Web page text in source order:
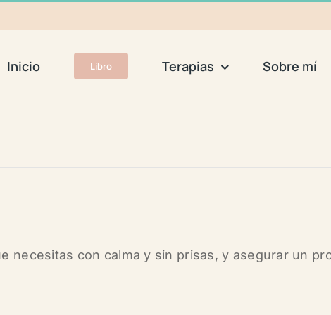
Inicio Libro Terapias Sobre mí
necesitas con calma y sin prisas, y asegurar un